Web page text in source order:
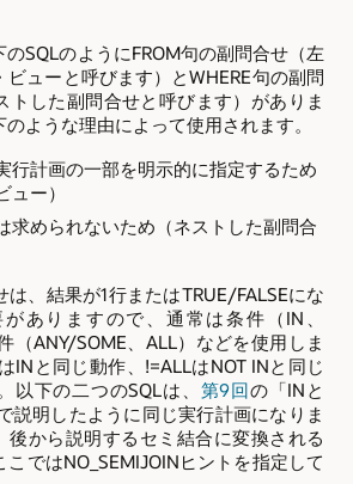
SQLのようにFROM句の副問合せ（左
ューと呼びます）とWHERE句の副問
トした副問合せと呼びます）がありま
ような理由によって使用されます。
行計画の一部を明示的に指定するため
ュー）
求められないため（ネストした副問合
、結果が1行またはTRUE/FALSEにな
ありますので、通常は条件（IN、
（ANY/SOME、ALL）などを使用しま
INと同じ動作、!=ALLはNOT INと同じ
以下の二つのSQLは、 第9回の「INと
説明したように同じ実行計画になりま
後から説明するセミ結合に変換される
ではNO_SEMIJOINヒントを指定して